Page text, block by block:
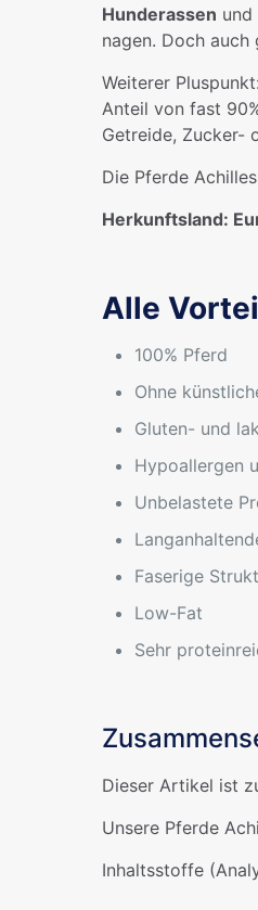
Hunderassen
nagen. Doch
Weiterer
Anteil von fast
Getreide, Zucker-
Die Pferde
Herkunftsland:
Alle
100% Pferd
Ohne
Gluten- und
Hypoallergen
Unbelastete
Faserige
Low-Fat
Sehr
Dieser Artikel ist
Unsere Pferde
Inhaltsstoffe